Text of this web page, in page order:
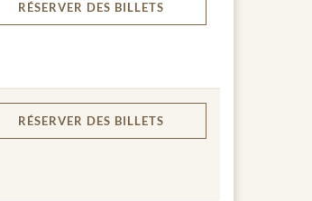
RÉSERVER DES BILLETS
RÉSERVER DES BILLETS